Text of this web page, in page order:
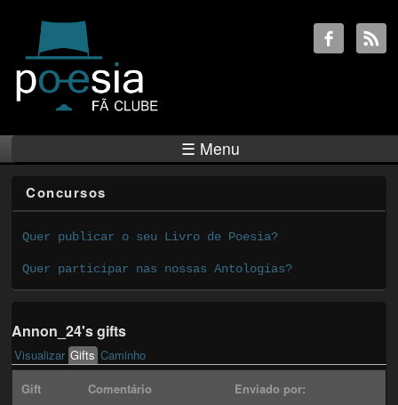
☰ Menu
Concursos
Quer publicar o seu Livro de Poesia?
Quer participar nas nossas Antologias?
Annon_24's gifts
Primary tabs
Visualizar Gifts (active tab)
Caminho
Gift
Comentário
Enviado por: